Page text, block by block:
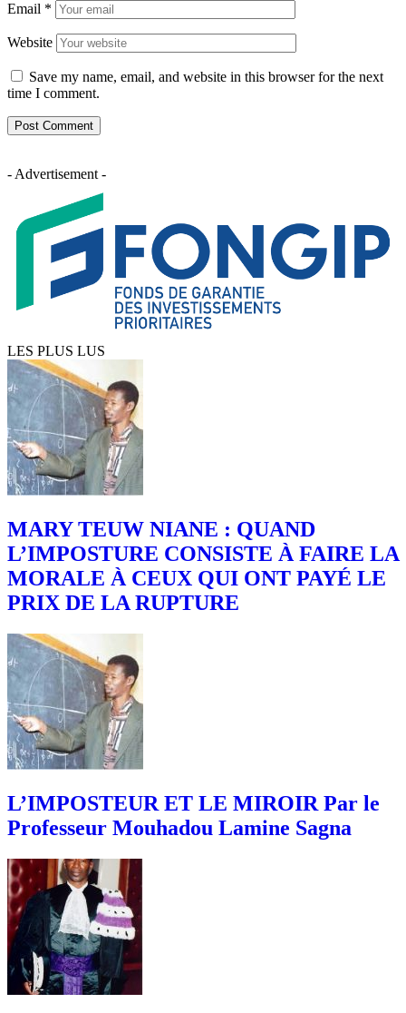
Email *
Website
Save my name, email, and website in this browser for the next
time I comment.
- Advertisement -
LES PLUS LUS
MARY TEUW NIANE : QUAND
L’IMPOSTURE CONSISTE À FAIRE LA
MORALE À CEUX QUI ONT PAYÉ LE
PRIX DE LA RUPTURE
L’IMPOSTEUR ET LE MIROIR Par le
Professeur Mouhadou Lamine Sagna